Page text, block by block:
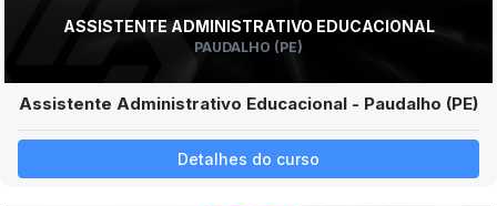
ASSISTENTE ADMINISTRATIVO EDUCACIONAL
PAUDALHO (PE)
Assistente Administrativo Educacional - Paudalho (PE)
Detalhes do curso